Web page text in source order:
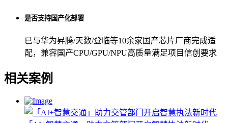
是否支持国产化部署
已与华为昇腾/天数/登临等10余家国产芯片厂商完成适
配，兼容国产CPU/GPU/NPU高质量满足项目信创要求
相关案例